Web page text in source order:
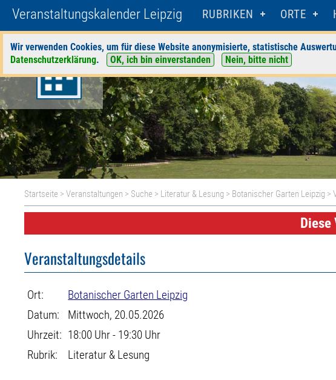
Veranstaltungskalender Leipzig RUBRIKEN ORTE
Wir verwenden Cookies, um für diese Website anonymisierte, statistische
Datenschutzerklärung. OK, ich bin einverstanden Nein, bitte nicht
Startseite >Veranstaltungen > Suche > Literatur & Lesung > Botanischer Garten Leipzig >
Veranstaltungsdetails
Ort:
Botanischer Garten Leipzig
Datum:
Mittwoch, 20.05.2026
Uhrzeit: 18:00 Uhr - 19:30 Uhr
Rubrik:
Literatur & Lesung